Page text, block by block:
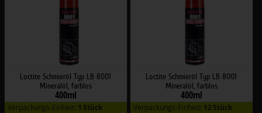
Loctite Schmieröl Typ LB 8001
Mineralöl, farblos
400ml
Verpackungs-Einheit: 1 Stück
Loctite Schmieröl Typ LB 8001
Mineralöl, farblos
400ml
Verpackungs-Einheit: 12 Stück